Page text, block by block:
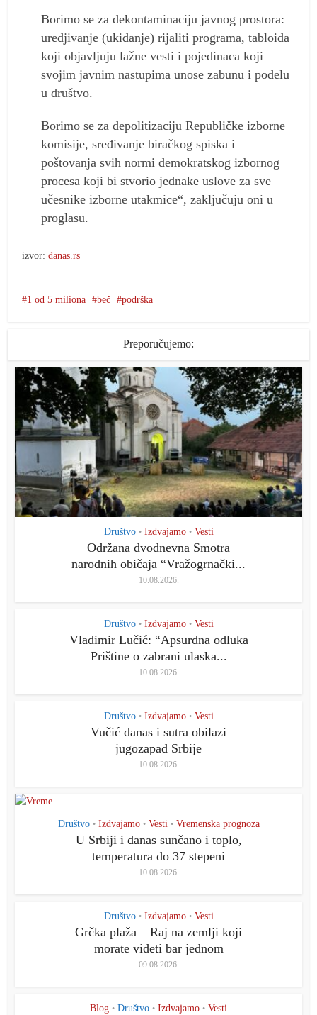
Borimo se za dekontaminaciju javnog prostora:
uredjivanje (ukidanje) rijaliti programa, tabloida
koji objavljuju lažne vesti i pojedinaca koji
svojim javnim nastupima unose zabunu i podelu
u društvo.
Borimo se za depolitizaciju Republičke izborne
komisije, sređivanje biračkog spiska i
poštovanja svih normi demokratskog izbornog
procesa koji bi stvorio jednake uslove za sve
učesnike izborne utakmice“, zaključuju oni u
proglasu.
izvor:danas.rs
1 od 5 miliona beč podrška
Preporučujemo:
Društvo • Izdvajamo • Vesti
Održana dvodnevna Smotra
narodnih običaja “Vražogrnački...
10.08.2026.
Društvo • Izdvajamo • Vesti
Vladimir Lučić: “Apsurdna odluka
Prištine o zabrani ulaska...
10.08.2026.
Društvo • Izdvajamo • Vesti
Vučić danas i sutra obilazi
jugozapad Srbije
10.08.2026.
Društvo • Izdvajamo • Vesti • Vremenska prognoza
U Srbiji i danas sunčano i toplo,
temperatura do 37 stepeni
10.08.2026.
Društvo • Izdvajamo • Vesti
Grčka plaža – Raj na zemlji koji
morate videti bar jednom
09.08.2026.
Blog • Društvo • Izdvajamo • Vesti